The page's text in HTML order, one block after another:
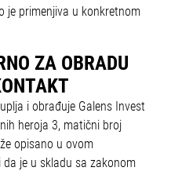
je primenjiva u konkretnom
ZA OBRADU
i obrađuje Galens Invest
heroja 3, matični broj
opisano u ovom
da je u skladu sa zakonom